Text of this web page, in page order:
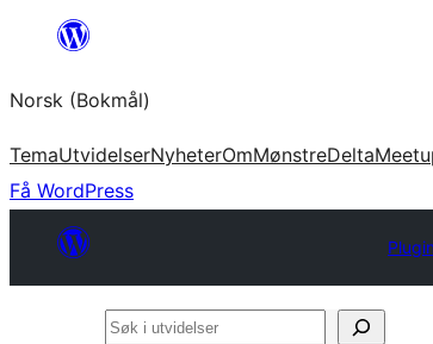
Hopp
innhold
Norsk (Bokmål)
TemaUtvidelserNyheterOmMønstreDelta
Få WordPress
Søk